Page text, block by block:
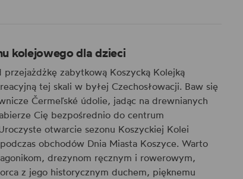
kolejowego dla dzieci
zabytkową Koszycką Kolejką
tej skali w byłej Czechosłowacji. Baw się
Čermeľské údolie, jadąc na drewnianych
Cię bezpośrednio do centrum
otwarcie sezonu Koszyckiej Kolei
obchodów Dnia Miasta Koszyce. Warto
drezynom ręcznym i rowerowym,
z jego historycznym duchem, pięknemu